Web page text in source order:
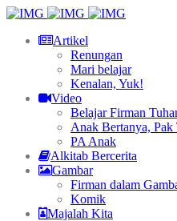
Artikel
Renungan
Mari belajar
Kenalan, Yuk!
Video
Belajar Firman
Anak Bertanya,
PA Anak
Alkitab Bercerita
Gambar
Firman dalam
Komik
Majalah Kita